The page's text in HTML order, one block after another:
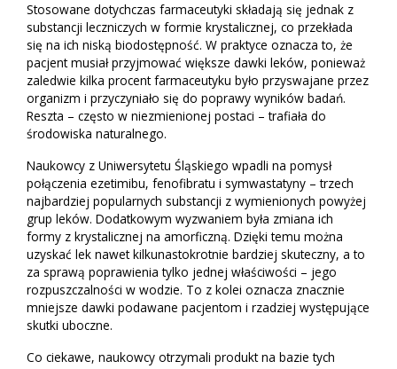
Stosowane dotychczas farmaceutyki składają się jednak z
substancji leczniczych w formie krystalicznej, co przekłada
się na ich niską biodostępność. W praktyce oznacza to, że
pacjent musiał przyjmować większe dawki leków, ponieważ
zaledwie kilka procent farmaceutyku było przyswajane przez
organizm i przyczyniało się do poprawy wyników badań.
Reszta – często w niezmienionej postaci – trafiała do
środowiska naturalnego.
Naukowcy z Uniwersytetu Śląskiego wpadli na pomysł
połączenia ezetimibu, fenofibratu i symwastatyny – trzech
najbardziej popularnych substancji z wymienionych powyżej
grup leków. Dodatkowym wyzwaniem była zmiana ich
formy z krystalicznej na amorficzną. Dzięki temu można
uzyskać lek nawet kilkunastokrotnie bardziej skuteczny, a to
za sprawą poprawienia tylko jednej właściwości – jego
rozpuszczalności w wodzie. To z kolei oznacza znacznie
mniejsze dawki podawane pacjentom i rzadziej występujące
skutki uboczne.
Co ciekawe, naukowcy otrzymali produkt na bazie tych